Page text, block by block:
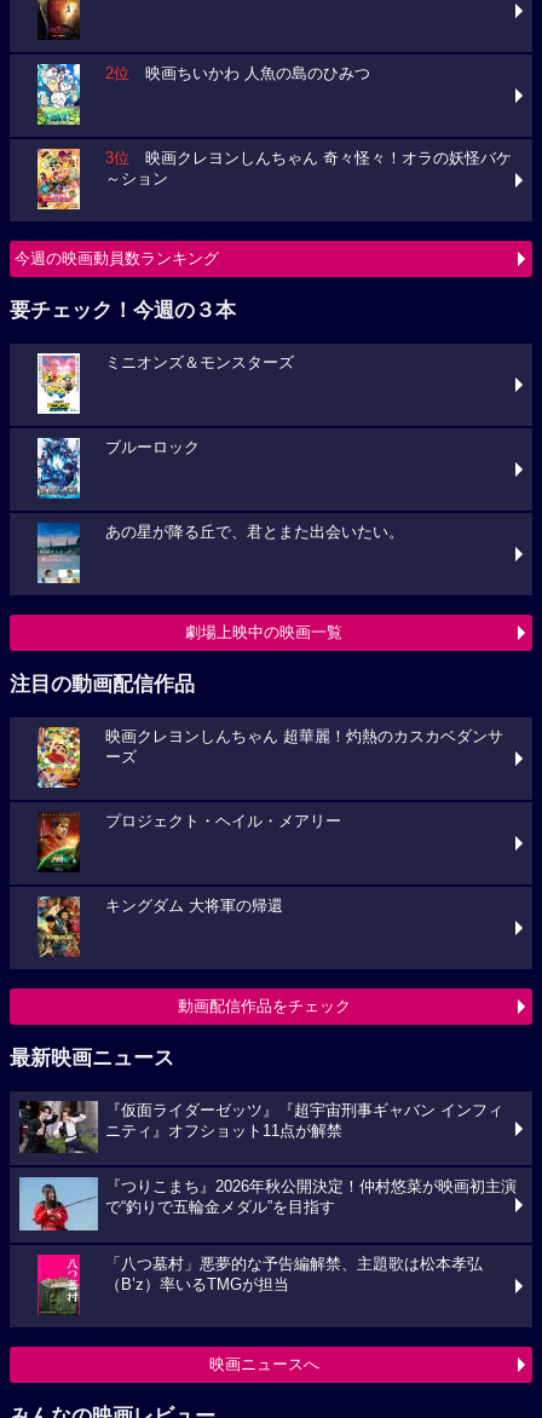
2位 映画ちいかわ 人魚の島のひみつ
3位 映画クレヨンしんちゃん 奇々怪々！オラの妖怪バケ
～ション
今週の映画動員数ランキング
要チェック！今週の３本
ミニオンズ＆モンスターズ
ブルーロック
あの星が降る丘で、君とまた出会いたい。
劇場上映中の映画一覧
注目の動画配信作品
映画クレヨンしんちゃん 超華麗！灼熱のカスカベダンサ
ーズ
プロジェクト・ヘイル・メアリー
キングダム 大将軍の帰還
動画配信作品をチェック
最新映画ニュース
『仮面ライダーゼッツ』『超宇宙刑事ギャバン インフィ
ニティ』オフショット11点が解禁
『つりこまち』2026年秋公開決定！仲村悠菜が映画初主演
で“釣りで五輪金メダル”を目指す
「八つ墓村」悪夢的な予告編解禁、主題歌は松本孝弘
（B’z）率いるTMGが担当
映画ニュースへ